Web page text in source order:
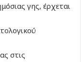
γης, έρχεται
στις